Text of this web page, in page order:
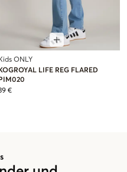
Kids ONLY
KOGROYAL LIFE REG FLARED
PIM020
€